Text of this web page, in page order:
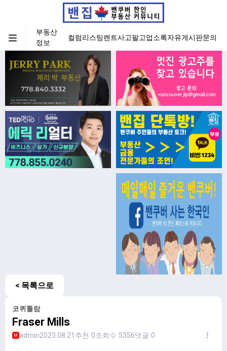
부동산
정보
컬럼리스팅렌트사고팔고업소록자유게시판문의
< 목록으로
코퀴틀람
Fraser Mills
M admin2023.08.21 추천 0조회수 5356댓글 0